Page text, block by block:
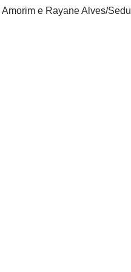
e Rayane Alves/